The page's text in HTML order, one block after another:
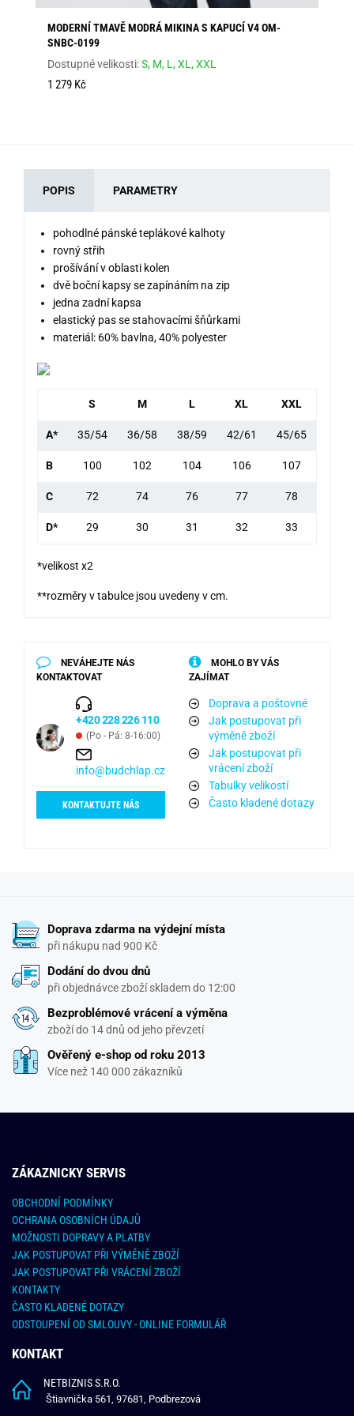
MODERNÍ TMAVĚ MODRÁ MIKINA S KAPUCÍ V4 OM-
SNBC-0199
Dostupné velikosti:S, M, L,XL,XXL
1 279 Kč
POPIS PARAMETRY
pohodlné pánské teplákové kalhoty
rovný střih
prošívání v oblasti kolen
dvě boční kapsy se zapínáním na zip
jedna zadní kapsa
elastický pas se stahovacími šňůrkami
materiál: 60% bavlna, 40% polyester
S M L XL XXL
A* 35/54 36/58 38/59 42/61 45/65
B 100 102 104 106 107
C 72 74 76 77 78
D* 29 30 31 32 33
*velikost x2
**rozměry v tabulce jsou uvedeny v cm.
NEVÁHEJTE NÁS
KONTAKTOVAT
+420 228 226 110
(Po - Pá: 8-16:00)
info@budchlap.cz
KONTAKTUJTE NÁS
MOHLO BY VÁS
ZAJÍMAT
Doprava a poštovné
Jak postupovat při
výměně zboží
Jak postupovat při
vrácení zboží
Tabulky velikostí
Často kladené dotazy
Doprava zdarma na výdejní místa
při nákupu nad 900 Kč
Dodání do dvou dnů
při objednávce zboží skladem do 12:00
Bezproblémové vrácení a výměna
zboží do 14 dnů od jeho převzetí
Ověřený e-shop od roku 2013
Více než 140 000 zákazníků
ZÁKAZNICKY SERVIS
OBCHODNÍ PODMÍNKY
OCHRANA OSOBNÍCH ÚDAJŮ
MOŽNOSTI DOPRAVY A PLATBY
JAK POSTUPOVAT PŘI VÝMĚNĚ ZBOŽÍ
JAK POSTUPOVAT PŘI VRÁCENÍ ZBOŽÍ
KONTAKTY
ČASTO KLADENÉ DOTAZY
ODSTOUPENÍ OD SMLOUVY - ONLINE FORMULÁŘ
KONTAKT
NETBIZNIS S.R.O.
Štiavnička 561, 97681, Podbrezová